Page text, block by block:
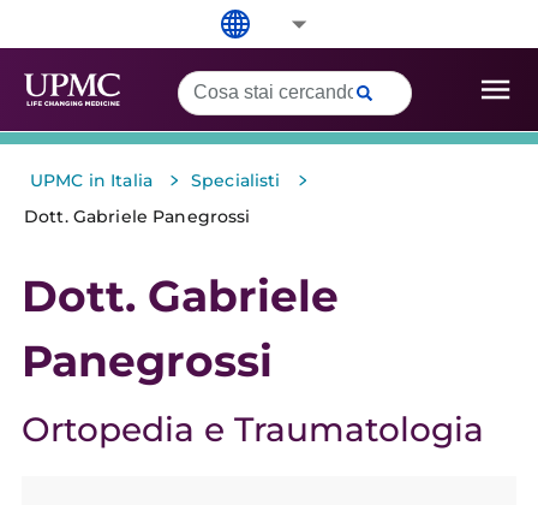
UPMC in Italia > Specialisti >
Dott. Gabriele Panegrossi
Dott. Gabriele
Panegrossi
Ortopedia e Traumatologia